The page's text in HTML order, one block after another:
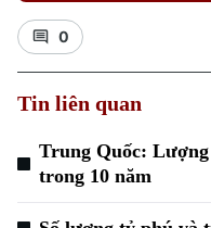
0
Tin liên quan
Trung Quốc:
trong 10 năm